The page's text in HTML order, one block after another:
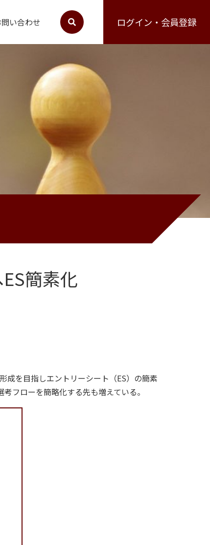
い合わせ ログイン・会員登録
簡素化
成を目指しエントリーシート（ES）の簡素
フローを簡略化する先も増えている。